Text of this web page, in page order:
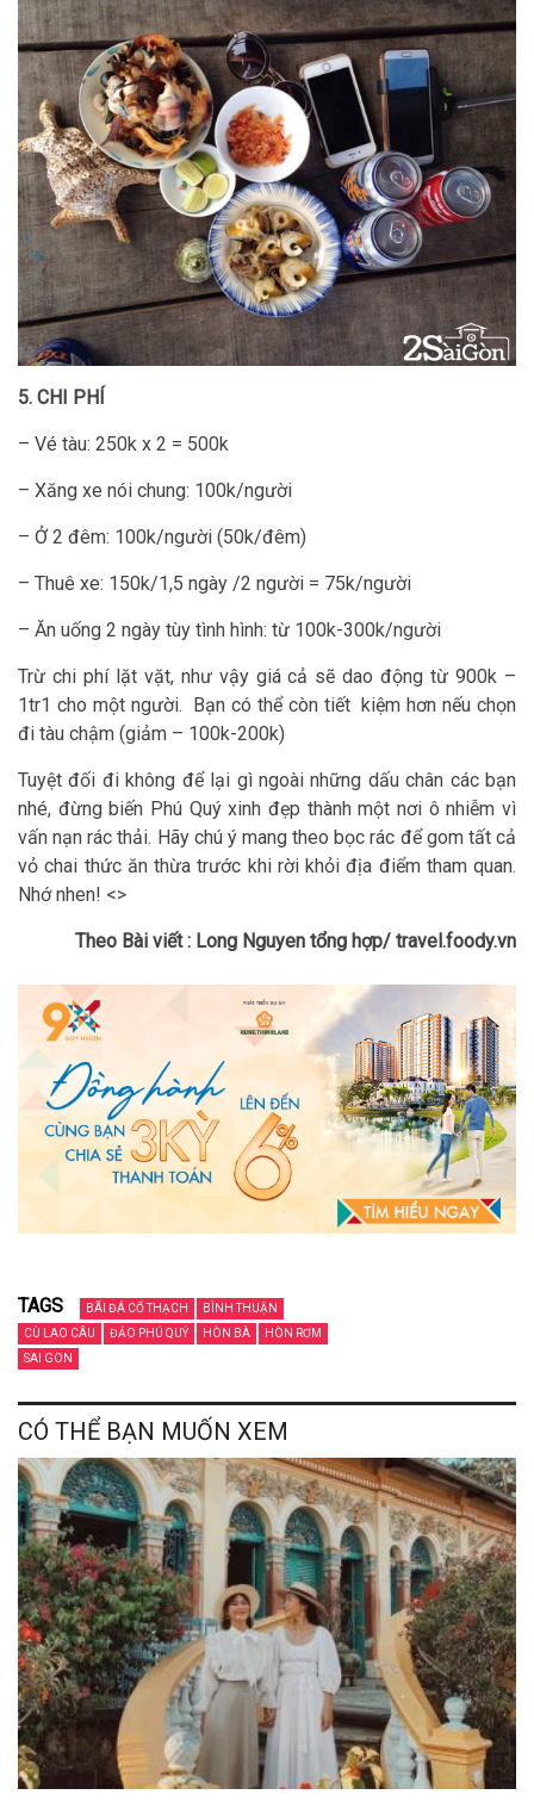
5. CHI PHÍ
– Vé tàu: 250k x 2 = 500k
– Xăng xe nói chung: 100k/người
– Ở 2 đêm: 100k/người (50k/đêm)
– Thuê xe: 150k/1,5 ngày /2 người = 75k/người
– Ăn uống 2 ngày tùy tình hình: từ 100k-300k/người
Trừ chi phí lặt vặt, như vậy giá cả sẽ dao động từ 900k –
1tr1 cho một người. Bạn có thể còn tiết kiệm hơn nếu chọn
đi tàu chậm (giảm – 100k-200k)
Tuyệt đối đi không để lại gì ngoài những dấu chân các bạn
nhé, đừng biến Phú Quý xinh đẹp thành một nơi ô nhiễm vì
vấn nạn rác thải. Hãy chú ý mang theo bọc rác để gom tất cả
vỏ chai thức ăn thừa trước khi rời khỏi địa điểm tham quan.
Nhớ nhen! <>
Theo Bài viết : Long Nguyen tổng hợp/ travel.foody.vn
TAGS BÃI ĐÁ CỔ THẠCH
BÌNH THUẬN
CÙ LAO CÂU
ĐẢO PHÚ QUÝ HÒN BÀ
HÒN RƠM
SAI GON
CÓ THỂ BẠN MUỐN XEM